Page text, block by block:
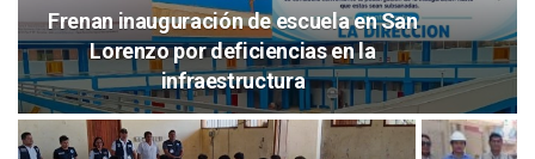
Frenan inauguración de escuela en San
Lorenzo por deficiencias en la
infraestructura